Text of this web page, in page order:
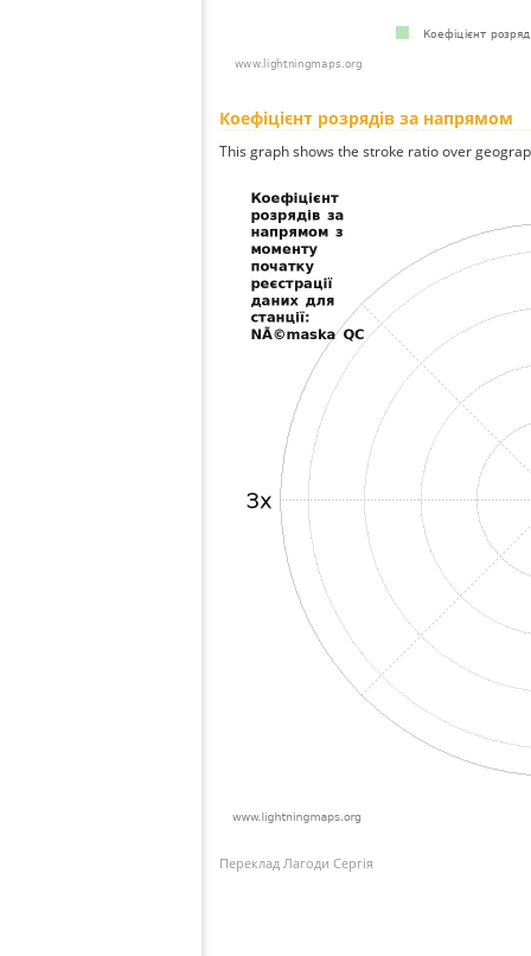
Коефіцієнт розрядів за напрямом
This graph shows the stroke ratio over
Переклад Лагоди Сергія